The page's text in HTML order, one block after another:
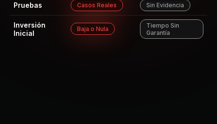
Pruebas Casos Reales Sin Evidencia
Inversión
Inicial
Baja o Nula
Tiempo Sin
Garantía